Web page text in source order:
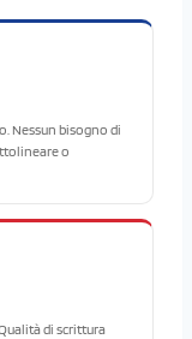
Nessun bisogno di
o
di scrittura